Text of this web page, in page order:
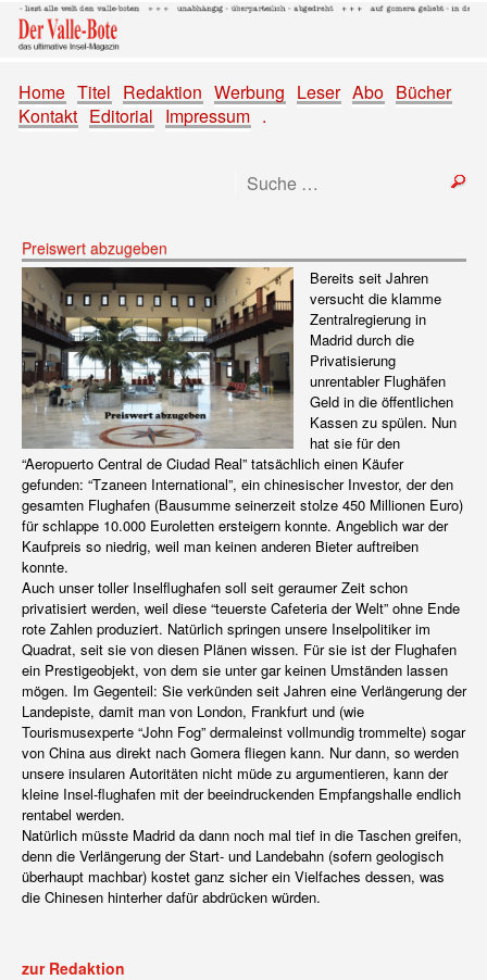
Home Titel Redaktion Werbung Leser Abo Bücher
Kontakt Editorial Impressum .
Preiswert abzugeben
Bereits seit Jahren
versucht die klamme
Zentralregierung in
Madrid durch die
Privatisierung
unrentabler Flughäfen
Geld in die öffentlichen
Kassen zu spülen. Nun
hat sie für den
“Aeropuerto Central de Ciudad Real” tatsächlich einen Käufer
gefunden: “Tzaneen International”, ein chinesischer Investor, der den
gesamten Flughafen (Bausumme seinerzeit stolze 450 Millionen Euro)
für schlappe 10.000 Euroletten ersteigern konnte. Angeblich war der
Kaufpreis so niedrig, weil man keinen anderen Bieter auftreiben
konnte.
Auch unser toller Inselflughafen soll seit geraumer Zeit schon
privatisiert werden, weil diese “teuerste Cafeteria der Welt” ohne Ende
rote Zahlen produziert. Natürlich springen unsere Inselpolitiker im
Quadrat, seit sie von diesen Plänen wissen. Für sie ist der Flughafen
ein Prestigeobjekt, von dem sie unter gar keinen Umständen lassen
mögen. Im Gegenteil: Sie verkünden seit Jahren eine Verlängerung der
Landepiste, damit man von London, Frankfurt und (wie
Tourismusexperte “John Fog” dermaleinst vollmundig trommelte) sogar
von China aus direkt nach Gomera fliegen kann. Nur dann, so werden
unsere insularen Autoritäten nicht müde zu argumentieren, kann der
kleine Insel-flughafen mit der beeindruckenden Empfangshalle endlich
rentabel werden.
Natürlich müsste Madrid da dann noch mal tief in die Taschen greifen,
denn die Verlängerung der Start- und Landebahn (sofern geologisch
überhaupt machbar) kostet ganz sicher ein Vielfaches dessen, was
die Chinesen hinterher dafür abdrücken würden.
zur Redaktion